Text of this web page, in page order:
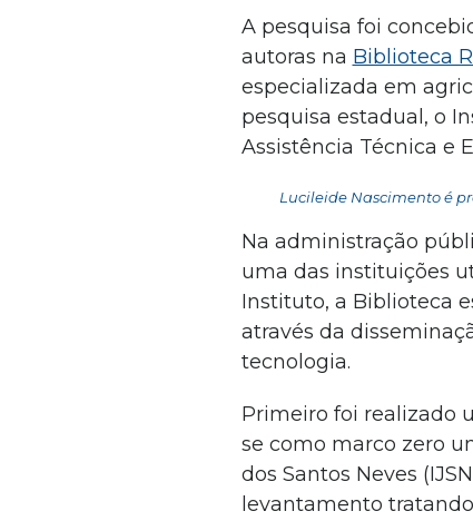
A pesquisa foi
autoras na Biblioteca
especializada em
pesquisa estadual, o
Assistência Técnica e
Lucileide Nascimento é
Na administração
uma das instituições
Instituto, a Biblioteca
através da
tecnologia.
Primeiro foi realizado
se como marco zero
dos Santos Neves
levantamento